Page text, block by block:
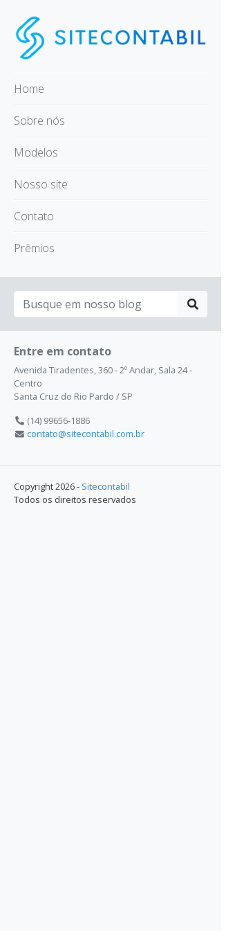
Home
Sobre nós
Modelos
Nosso site
Contato
Prêmios
Entre em contato
Avenida Tiradentes, 360 - 2º Andar, Sala 24 -
Centro
Santa Cruz do Rio Pardo / SP
(14) 99656-1886
contato@sitecontabil.com.br
Copyright 2026 - Sitecontabil
Todos os direitos reservados